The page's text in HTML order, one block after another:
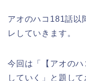
アオのハコ181話以
レしていきます。
今回は「【アオの
していく
」と題し